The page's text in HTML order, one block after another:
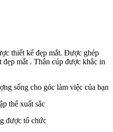
thiết kế đẹp mắt. Được ghép
mắt . Thân cúp được khắc in
sống cho góc làm việc của bạn
thể xuất sắc
được tổ chức